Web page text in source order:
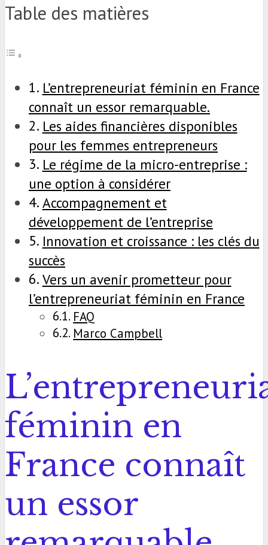
Table des matières
L’entrepreneuriat féminin en France
connaît un essor remarquable.
Les aides financières disponibles
pour les femmes entrepreneurs
Le régime de la micro-entreprise :
une option à considérer
Accompagnement et
développement de l’entreprise
Innovation et croissance : les clés du
succès
Vers un avenir prometteur pour
l’entrepreneuriat féminin en France
FAQ
Marco Campbell
féminin en
France connaît
un essor